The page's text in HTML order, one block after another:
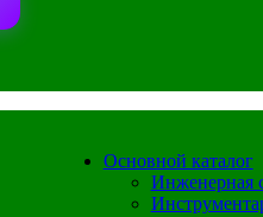
Основной каталог
Инженерная